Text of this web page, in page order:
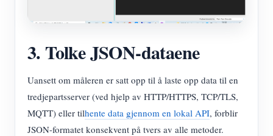
3. Tolke JSON-dataene
Uansett om måleren er satt opp til å laste opp data til en
tredjepartsserver (ved hjelp av HTTP/HTTPS, TCP/TLS,
MQTT) eller tilhente data gjennom en lokal API, forblir
JSON-formatet konsekvent på tvers av alle metoder.